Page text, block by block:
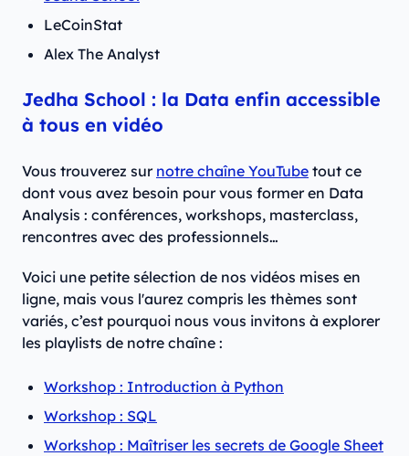
LeCoinStat
Alex The Analyst
Jedha School : la Data enfin accessible
à tous en vidéo
Vous trouverez sur notre chaîne YouTube tout ce
dont vous avez besoin pour vous former en Data
Analysis : conférences, workshops, masterclass,
rencontres avec des professionnels…
Voici une petite sélection de nos vidéos mises en
ligne, mais vous l'aurez compris les thèmes sont
variés, c’est pourquoi nous vous invitons à explorer
les playlists de notre chaîne :
Workshop : Introduction à Python
Workshop : SQL
Workshop : Maîtriser les secrets de Google Sheet